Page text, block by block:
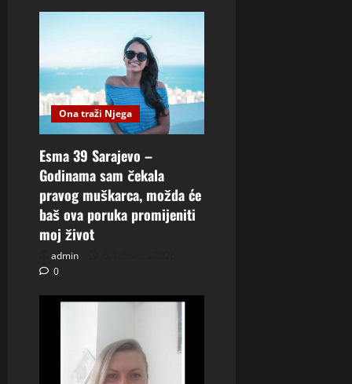
Ona traži Njega
Esma 39 Sarajevo –
Godinama sam čekala
pravog muškarca, možda će
baš ova poruka promijeniti
moj život
admin
0